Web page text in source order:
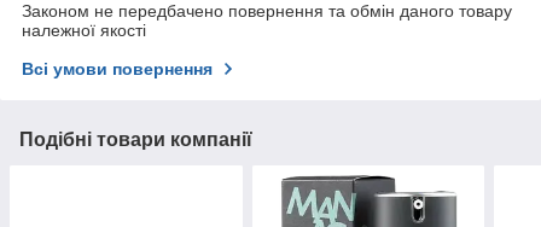
Законом не передбачено повернення та обмін даного товару
належної якості
Всі умови повернення
Подібні товари компанії